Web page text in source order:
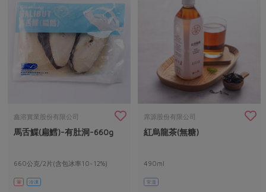
奶蛋豆・五穀
蛋
豆製品
水畜加工品
調理食材・點心
調味醬料/南北貨 烘焙
肉食
海鮮
蔬食
料理方式
醬料
防災用品預購圓滿結束
2026年端午節預購圓滿結束
更多預購活動
合作25-經典快閃最後一週
合作25-精選產品第三彈
更多當季產品
觀點文章
主婦食堂
社內大小事
產品故事 生活提案
親子食育
廚房瑜伽
減硝酸鹽
關於合作社
認識合作社
關於我們
自主把關
檢驗報告
重要公告
鑫溶實業股份有限公司
馬舌鰈(扁鱈)-有肚洞-660g
660公克/2片(含包冰率10~12%)
葷 冷凍
席源股份有限公司
紅烏龍茶(無糖)
490ml
常溫